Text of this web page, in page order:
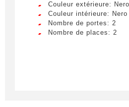
Couleur extérieure:
Couleur intérieure: Nero
Nombre de portes: 2
Nombre de places: 2